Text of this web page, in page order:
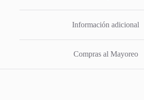
Información adicional
Compras al Mayoreo